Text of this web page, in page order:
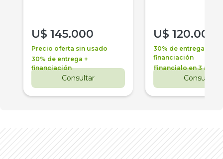
U$ 145.000
Precio oferta sin usado
30% de entrega +
financiación
Consultar
U$ 120.000
30% de entrega +
financiación
Financialo en 3 años
Consultar